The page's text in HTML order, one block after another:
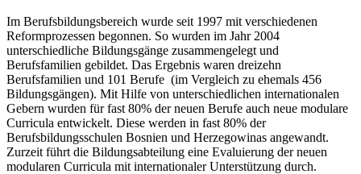
Im Berufsbildungsbereich wurde seit 1997 mit verschiedenen
Reformprozessen begonnen. So wurden im Jahr 2004
unterschiedliche Bildungsgänge zusammengelegt und
Berufsfamilien gebildet. Das Ergebnis waren dreizehn
Berufsfamilien und 101 Berufe (im Vergleich zu ehemals 456
Bildungsgängen). Mit Hilfe von unterschiedlichen internationalen
Gebern wurden für fast 80% der neuen Berufe auch neue modulare
Curricula entwickelt. Diese werden in fast 80% der
Berufsbildungsschulen Bosnien und Herzegowinas angewandt.
Zurzeit führt die Bildungsabteilung eine Evaluierung der neuen
modularen Curricula mit internationaler Unterstützung durch.